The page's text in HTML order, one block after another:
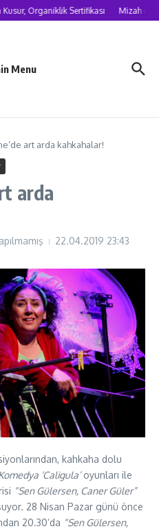
Organiklik Sertifikası Mizah
Menu
art arda kahkahalar!
arda
22.04.2019 23:43
kahkaha dolu
‘Caligula’oyunları ile
“Sen Gülersen, Caner Güler”
28 Nisan Pazar günü önce
20.30’da “Sen Gülersen,